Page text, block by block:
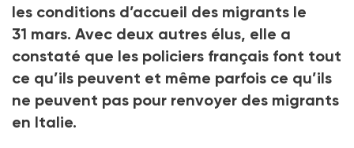
les conditions d’accueil des migrants le
31 mars. Avec deux autres élus, elle a
constaté que les policiers français font tout
ce qu’ils peuvent et même parfois ce qu’ils
ne peuvent pas pour renvoyer des migrants
en Italie.